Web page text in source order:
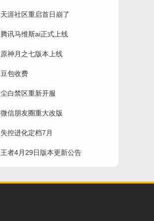
天涯社区重启首日崩了
腾讯马维斯ai正式上线
原神月之七版本上线
豆包收费
尘白禁区重新开服
微信朋友圈重大改版
失控进化定档7月
王者4月29日版本更新公告